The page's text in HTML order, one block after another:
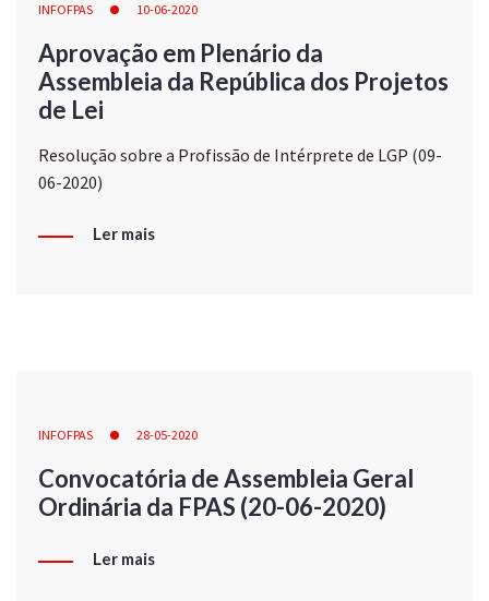
INFOFPAS 10-06-2020
Aprovação em Plenário da
Assembleia da República dos Projetos
de Lei
Resolução sobre a Profissão de Intérprete de LGP (09-
06-2020)
Ler mais
INFOFPAS 28-05-2020
Convocatória de Assembleia Geral
Ordinária da FPAS (20-06-2020)
Ler mais